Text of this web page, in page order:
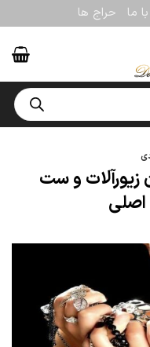
ما حراج ها
زیورآلات و ست
اصلی